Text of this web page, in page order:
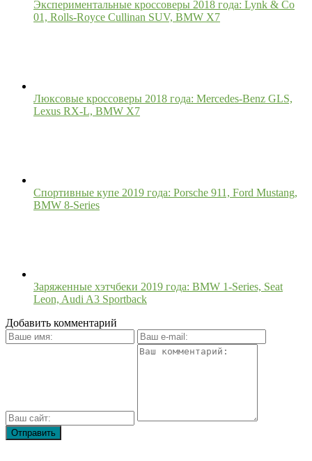
Экспериментальные кроссоверы 2018 года: Lynk & Co
01, Rolls-Royce Cullinan SUV, BMW X7
Люксовые кроссоверы 2018 года: Mercedes-Benz GLS,
Lexus RX-L, BMW X7
Спортивные купе 2019 года: Porsche 911, Ford Mustang,
BMW 8-Series
Заряженные хэтчбеки 2019 года: BMW 1-Series, Seat
Leon, Audi A3 Sportback
Добавить комментарий